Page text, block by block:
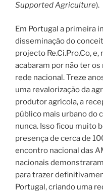
Supported Agriculture).
Em Portugal a primeira
disseminação do
projecto Re.Ci.Pro.Co, e,
acabaram por não ter
rede nacional. Treze
uma revalorização da
produtor agrícola, a
público mais urbano do
nunca. Isso ficou muito
presença de cerca de
encontro nacional das
nacionais
para trazer
Portugal, criando uma